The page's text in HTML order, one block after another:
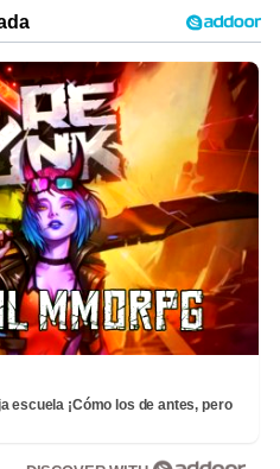
escuela ¡Cómo los de antes, pero